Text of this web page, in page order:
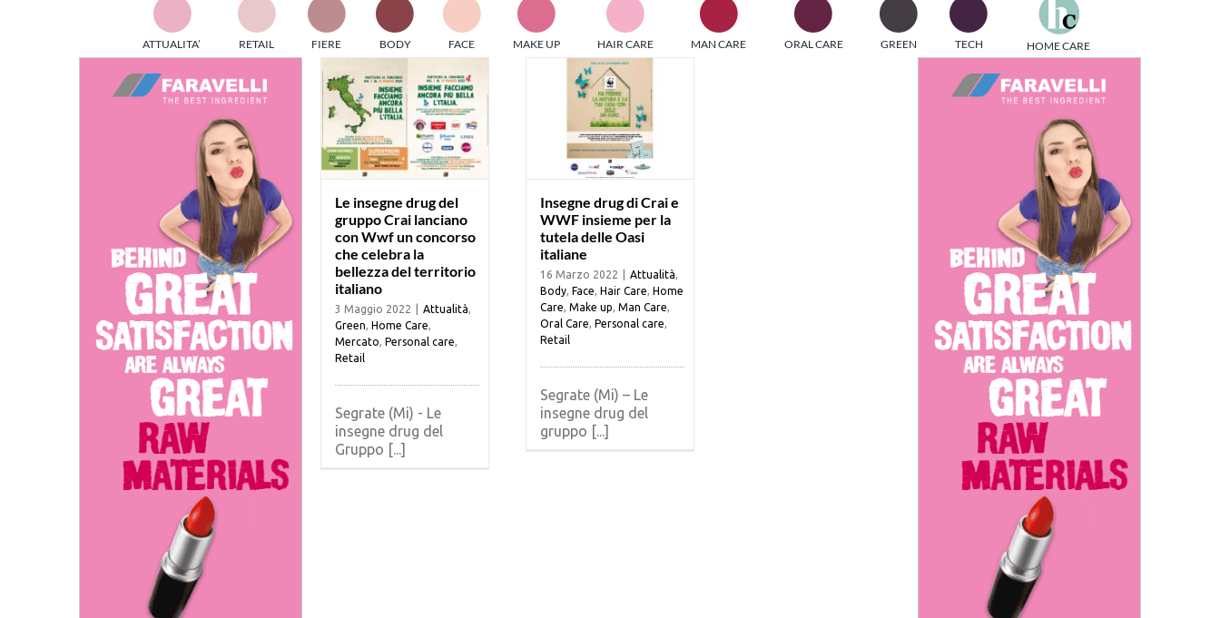
TESPI MEDIAGROUP racchiude un pool di società di comunicazione
ed editrici specializzate nell’informazione b2b. Edizioni Turbo, in
particolare, attraverso numerose riviste verticali, fornisce strumenti di
informazione che coinvolgono gli attori nei settori beauty, food,
technology, entertainment e sport.
Stay tuned!
LE RIVISTE
Scroll Down
ATTUALITA’ RETAIL FIERE BODY FACE MAKE UP HAIR CARE MAN CARE ORAL CARE GREEN TECH HOME CARE
del territorio
italiano
Le insegne drug del
gruppo Crai lanciano
con Wwf un concorso
che celebra la
bellezza del territorio
italiano
3 Maggio 2022 Attualità
Green Home Care
Mercato Personal care
Retail
Segrate (Mi) - Le
insegne drug del
Gruppo [...]
Insegne drug di
Crai e WWF
insieme per la
tutela delle Oasi
italiane
Insegne drug di Crai e
WWF insieme per la
tutela delle Oasi
italiane
16 Marzo 2022 Attualità
Body, Face Hair Care Home
Care Make up Man Care
Oral Care Personal care
Retail
Segrate (Mi) – Le
insegne drug del
gruppo [...]